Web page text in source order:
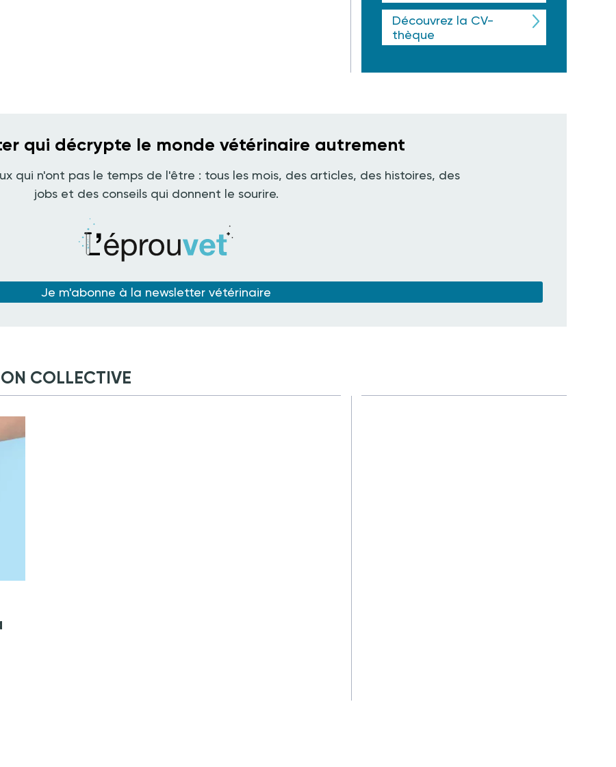
Découvrez la CV-
thèque
qui décrypte le monde vétérinaire autrement
qui n'ont pas le temps de l'être : tous les mois, des articles, des histoires, des
jobs et des conseils qui donnent le sourire.
Je m'abonne à la newsletter vétérinaire
COLLECTIVE